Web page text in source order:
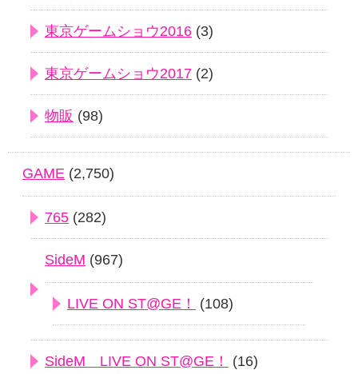
東京ゲームショウ2016 (3)
東京ゲームショウ2017 (2)
物販 (98)
GAME (2,750)
765 (282)
SideM (967)
LIVE ON ST@GE！ (108)
SideM LIVE ON ST@GE！ (16)